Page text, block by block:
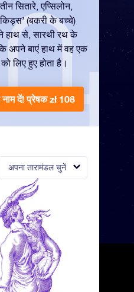
अपना तारामंडल चुनें
सितारे, एप्सिलोन,
(बकरी के बच्चे)
हाथ से, सारथी रथ के
अपने बाएं हाथ में वह एक
लिए हुए होता है।
दें!प्रेषक zł 108